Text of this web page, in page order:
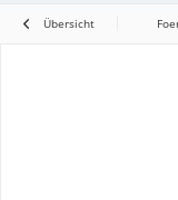
Übersicht